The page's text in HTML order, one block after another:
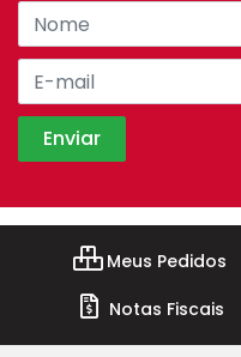
Meus Pedidos
Notas Fiscais